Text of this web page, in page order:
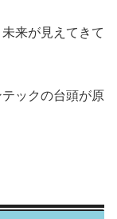
来が見えてきて
ックの台頭が原